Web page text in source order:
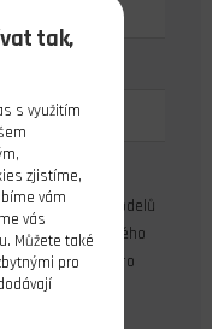
pro pohon modelů
z dvoučlánkového
se hodí pro
o menším
tak,
s využitím
zjistíme,
vám
vás
Můžete také
pro